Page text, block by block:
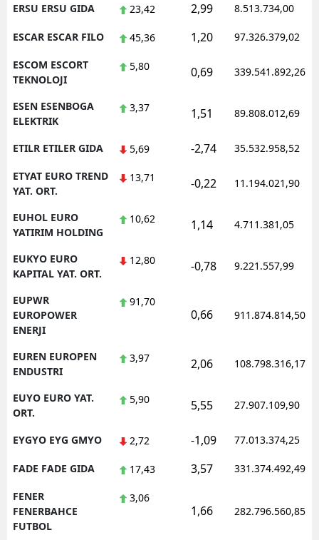
ERSU ERSU GIDA 23,42 2,99 8.513.734,00
ESCAR ESCAR FILO 45,36 1,20 97.326.379,02
ESCOM ESCORT
TEKNOLOJI
5,80 0,69 339.541.892,26
ESEN ESENBOGA
ELEKTRIK
3,37 1,51 89.808.012,69
ETILR ETILER GIDA 5,69 -2,74 35.532.958,52
ETYAT EURO TREND
YAT. ORT.
13,71 -0,22 11.194.021,90
EUHOL EURO
YATIRIM HOLDING
10,62 1,14 4.711.381,05
EUKYO EURO
KAPITAL YAT. ORT.
12,80 -0,78 9.221.557,99
EUPWR
EUROPOWER
ENERJI
91,70
0,66 911.874.814,50
EUREN EUROPEN
ENDUSTRI
3,97 2,06 108.798.316,17
EUYO EURO YAT.
ORT.
5,90 5,55 27.907.109,90
EYGYO EYG GMYO 2,72 -1,09 77.013.374,25
FADE FADE GIDA 17,43 3,57 331.374.492,49
FENER
FENERBAHCE
FUTBOL
3,06
1,66 282.796.560,85